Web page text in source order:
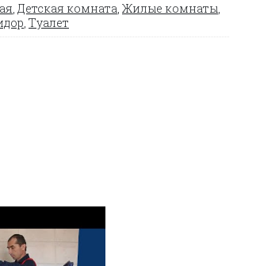
, Детская комната, Жилые комнаты,
, Туалет